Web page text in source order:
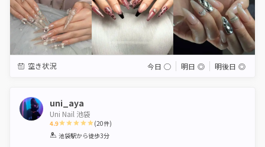
空き状況 今日 ◯ 明日 ◎ 明後日 ◎
uni_aya
Uni Nail 池袋
4.9
1 2 3 4 5
(20件)
池袋駅から徒歩3分